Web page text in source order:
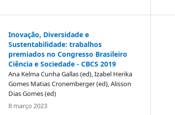
Inovação, Diversidade e
Sustentabilidade: trabalhos
premiados no Congresso Brasileiro
Ciência e Sociedade - CBCS 2019
Ana Kelma Cunha Gallas (ed), Izabel Herika
Gomes Matias Cronemberger (ed), Alisson
Dias Gomes (ed)
8 março 2023